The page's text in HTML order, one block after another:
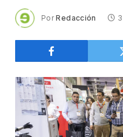
Por Redacción